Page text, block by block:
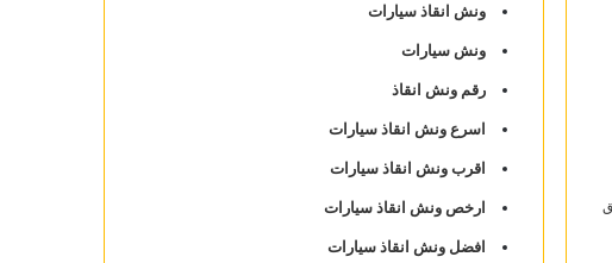
ونش انقاذ سيارات
ونش سيارات
رقم ونش انقاذ
اسرع ونش انقاذ سيارات
اقرب ونش انقاذ سيارات
ارخص ونش انقاذ سيارات
افضل ونش انقاذ سيارات